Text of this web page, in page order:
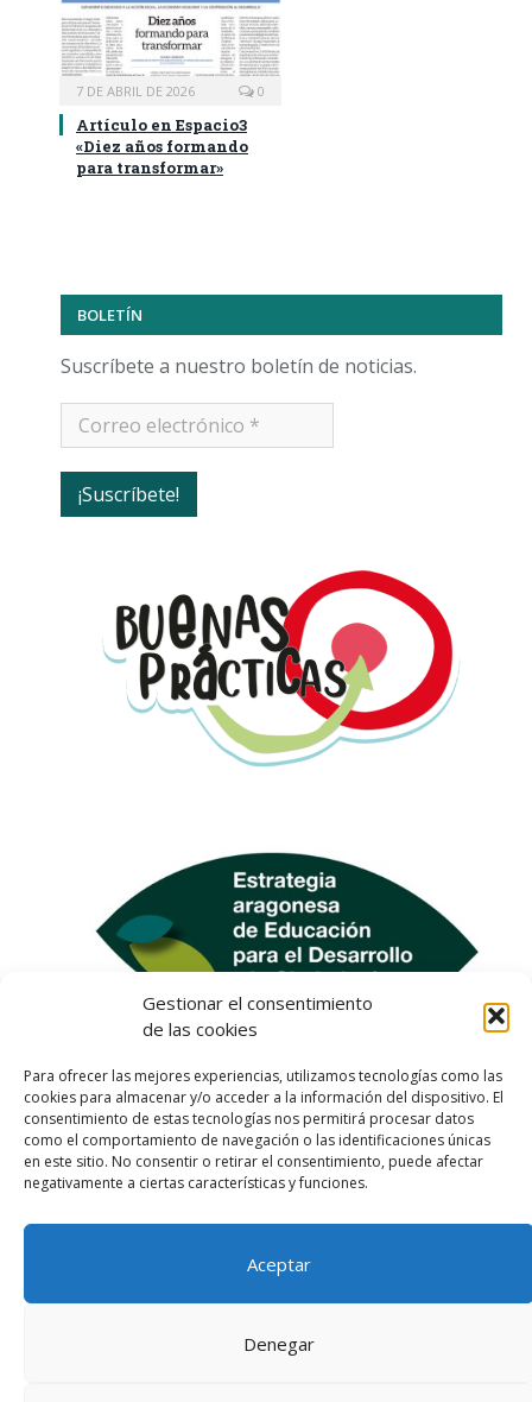
Gestionar el consentimiento
de las cookies
Para ofrecer las mejores experiencias, utilizamos tecnologías como las
cookies para almacenar y/o acceder a la información del dispositivo. El
consentimiento de estas tecnologías nos permitirá procesar datos
como el comportamiento de navegación o las identificaciones únicas
en este sitio. No consentir o retirar el consentimiento, puede afectar
negativamente a ciertas características y funciones.
Aceptar
Denegar
7 DE ABRIL DE 2026 0
Artículo en Espacio3
«Diez años formando
para transformar»
BOLETÍN
Suscríbete a nuestro boletín de noticias.